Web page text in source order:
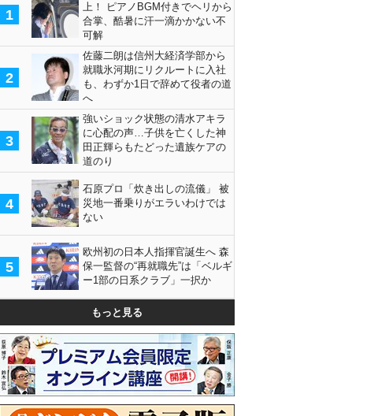
1
上！ ピアノBGM付きでヘリから
合掌、酷暑に汗一滴かかない不
可解
2
佐藤二朗は信州大経済学部から
就職氷河期にリクルートに入社
も、わずか1日で辞めて役者の道
へ
3
強いショック状態の清水アキラ
に心配の声…子供を亡くした神
田正輝らもたどった遺族ケアの
道のり
4
石原プロ「炊き出しの流儀」 被
災地一番乗りがエラいわけでは
ない
5
欧州初の日本人指揮官誕生へ 森
保一監督の“再就職先”は「ベルギ
ー1部の日系クラブ」一択か
もっと見る